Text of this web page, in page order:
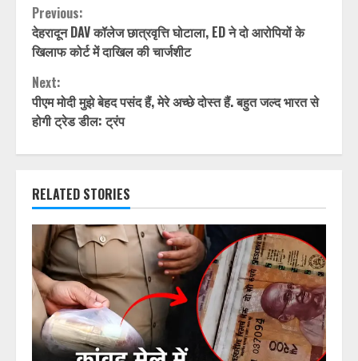
Continue
Reading
Previous:
देहरादून DAV कॉलेज छात्रवृत्ति घोटाला, ED ने दो आरोपियों के
खिलाफ कोर्ट में दाखिल की चार्जशीट
Next:
पीएम मोदी मुझे बेहद पसंद हैं, मेरे अच्छे दोस्त हैं. बहुत जल्द भारत से
होगी ट्रेड डील: ट्रंप
RELATED STORIES